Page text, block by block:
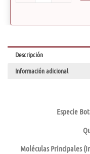
Descripción
Información adicional
Especie
Moléculas Principales